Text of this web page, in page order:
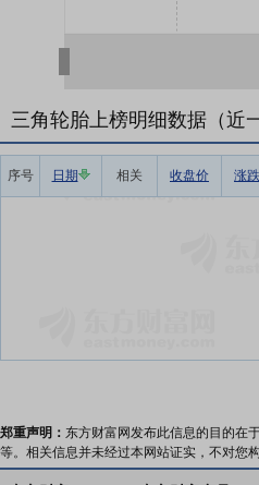
三角轮胎上榜明细数据（近
序号 日期 相关 收盘价 涨
郑重声明： 东方财富网发布此信息的目的在
等。相关信息并未经过本网站证实，不对您